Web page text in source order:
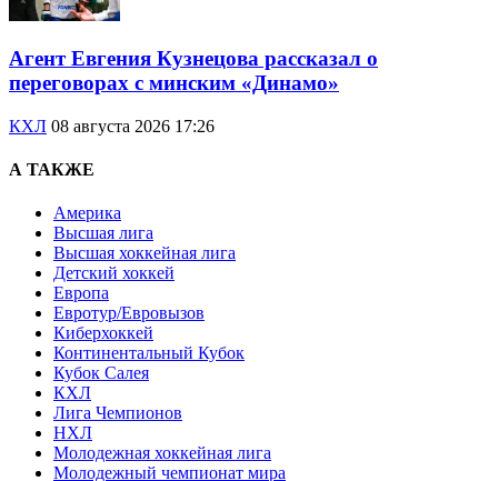
Агент Евгения Кузнецова рассказал о
переговорах с минским «Динамо»
КХЛ 08 августа 2026 17:26
А ТАКЖЕ
Америка
Высшая лига
Высшая хоккейная лига
Детский хоккей
Европа
Евротур/Евровызов
Киберхоккей
Континентальный Кубок
Кубок Салея
КХЛ
Лига Чемпионов
НХЛ
Молодежная хоккейная лига
Молодежный чемпионат мира